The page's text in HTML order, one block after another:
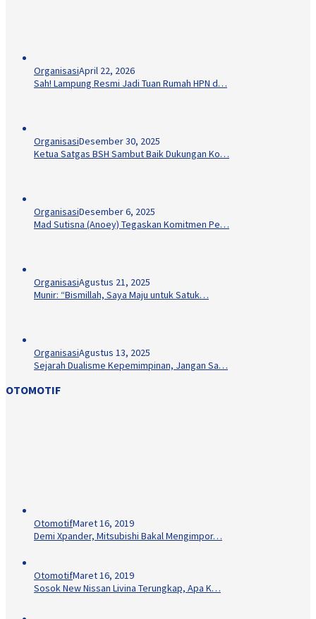
OrganisasiApril 22, 2026
Sah! Lampung Resmi Jadi Tuan Rumah HPN d…
OrganisasiDesember 30, 2025
Ketua Satgas BSH Sambut Baik Dukungan Ko…
OrganisasiDesember 6, 2025
Mad Sutisna (Anoey) Tegaskan Komitmen Pe…
OrganisasiAgustus 21, 2025
Munir: “Bismillah, Saya Maju untuk Satuk…
OrganisasiAgustus 13, 2025
Sejarah Dualisme Kepemimpinan, Jangan Sa…
OTOMOTIF
OtomotifMaret 16, 2019
Demi Xpander, Mitsubishi Bakal Mengimpor…
OtomotifMaret 16, 2019
Sosok New Nissan Livina Terungkap, Apa K…